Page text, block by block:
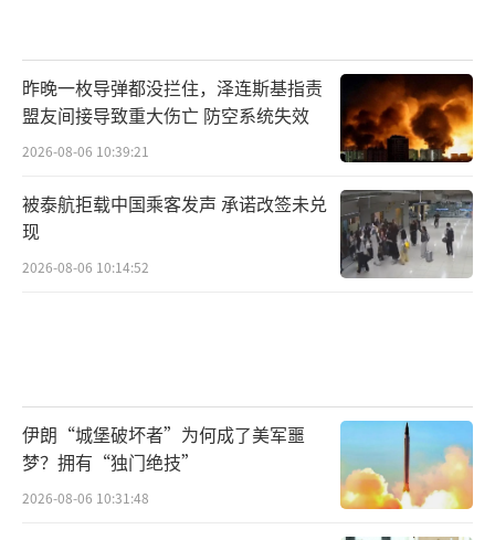
昨晚一枚导弹都没拦住，泽连斯基指责
盟友间接导致重大伤亡 防空系统失效
2026-08-06 10:39:21
被泰航拒载中国乘客发声 承诺改签未兑
现
2026-08-06 10:14:52
伊朗“城堡破坏者”为何成了美军噩
梦？拥有“独门绝技”
2026-08-06 10:31:48